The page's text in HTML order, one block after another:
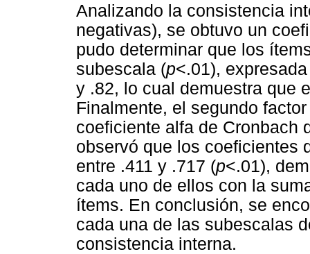
Analizando la consistencia
negativas), se obtuvo un
pudo determinar que los
subescala (p<.01),
y .82, lo cual demuestra que
Finalmente, el segundo
coeficiente alfa de Cronbach
observó que los coeficientes
entre .411 y .717 (p<.01),
cada uno de ellos con la
ítems. En conclusión, se
cada una de las subescalas
consistencia interna.